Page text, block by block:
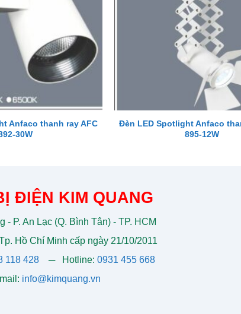
Anfaco thanh ray AFC
30W
Đèn LED Spotlight Anfaco
895-12W
ĐIỆN KIM QUANG
P. An Lạc (Q. Bình Tân) - TP. HCM
Hồ Chí Minh cấp ngày 21/10/2011
118 428 ─ Hotline: 0931 455 668
info@kimquang.vn